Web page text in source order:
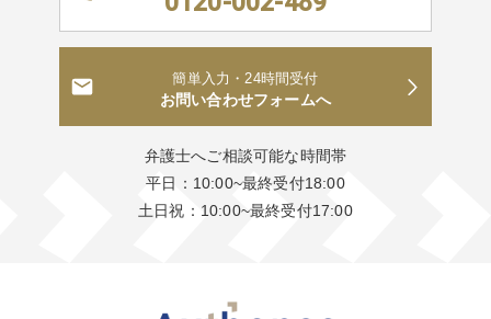
簡単入力・24時間受付
お問い合わせフォームへ
弁護士へご相談可能な時間帯
平日：10:00~最終受付18:00
土日祝：10:00~最終受付17:00